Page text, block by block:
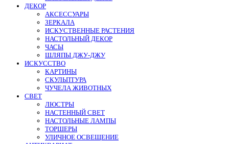
ДЕКОР
АКСЕССУАРЫ
ЗЕРКАЛА
ИСКУСТВЕННЫЕ РАСТЕНИЯ
НАСТОЛЬНЫЙ ДЕКОР
ЧАСЫ
ШЛЯПЫ ДЖУ-ДЖУ
ИСКУССТВО
КАРТИНЫ
СКУЛЬПТУРА
ЧУЧЕЛА ЖИВОТНЫХ
СВЕТ
ЛЮСТРЫ
НАСТЕННЫЙ СВЕТ
НАСТОЛЬНЫЕ ЛАМПЫ
ТОРШЕРЫ
УЛИЧНОЕ ОСВЕЩЕНИЕ